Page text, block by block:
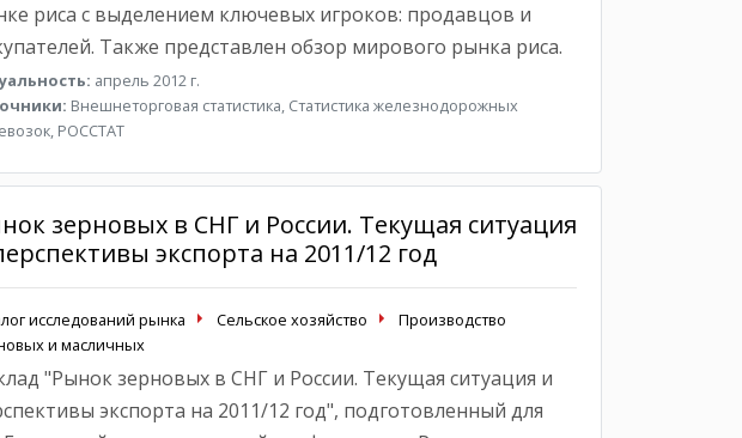
риса с выделением ключевых игроков: продавцов и
Также представлен обзор мирового рынка риса.
апрель 2012 г.
Внешнеторговая статистика, Статистика железнодорожных
РОССТАТ
зерновых в СНГ и России. Текущая ситуация
экспорта на 2011/12 год
исследований рынка Сельское хозяйство
Производство
и масличных
"Рынок зерновых в СНГ и России. Текущая ситуация и
экспорта на 2011/12 год", подготовленный для